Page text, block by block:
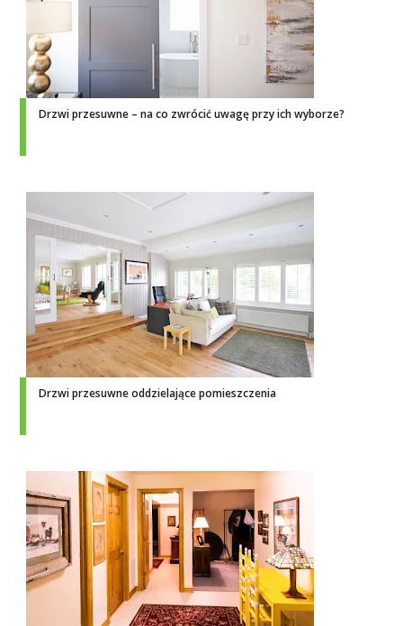
Drzwi przesuwne – na co zwrócić uwagę przy ich wyborze?
Drzwi przesuwne oddzielające pomieszczenia